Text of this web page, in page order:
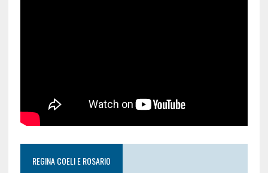
REGINA COELI E ROSARIO